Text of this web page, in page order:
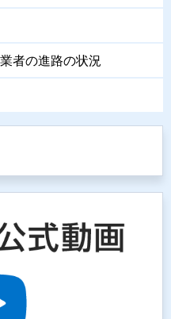
者の進路の状況